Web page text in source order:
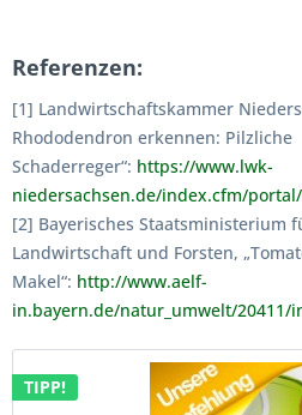
Referenzen:
[1] Landwirtschaftskammer
Rhododendron erkennen: Pilzliche
Schaderreger“: https://www.lwk-
niedersachsen.de/index.cfm/
[2] Bayerisches Staatsministerium
Landwirtschaft und Forsten,
Makel“: http://www.aelf-
in.bayern.de/natur_umwelt/20411/
TIPP!